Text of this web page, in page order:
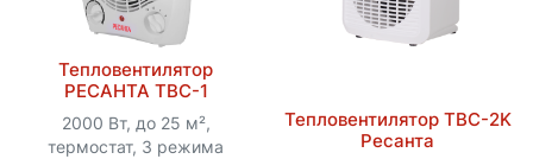
Тепловентилятор
РЕСАНТА ТВС-1
2000 Вт, до 25 м²,
термостат, 3 режима
Тепловентилятор ТВC-2K
Ресанта